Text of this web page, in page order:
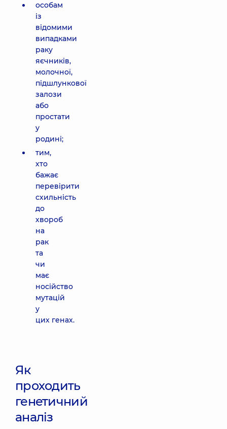
особам
із
відомими
випадками
раку
яєчників,
молочної,
підшлункової
залози
або
простати
у
родині;
тим,
хто
бажає
перевірити
схильність
до
хвороб
на
рак
та
чи
має
носійство
мутацій
у
цих генах.
Як
проходить
генетичний
аналіз